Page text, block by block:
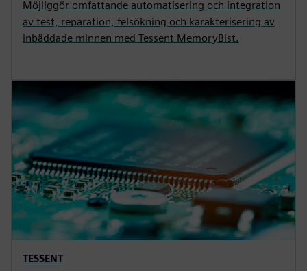
Möjliggör omfattande automatisering och integration
av test, reparation, felsökning och karakterisering av
inbäddade minnen med Tessent MemoryBist.
TESSENT